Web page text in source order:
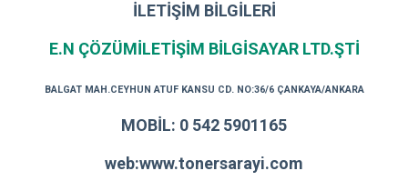
İLETİŞİM BİLGİLERİ
E.N ÇÖZÜMİLETİŞİM BİLGİSAYAR LTD.ŞTİ
BALGAT MAH.CEYHUN ATUF KANSU CD. NO:36/6 ÇANKAYA/ANKARA
MOBİL: 0 542 5901165
web:www.tonersarayi.com